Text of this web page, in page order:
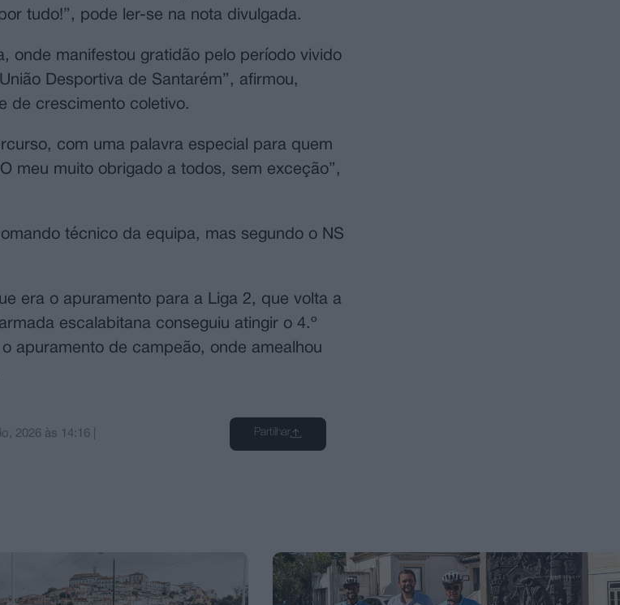
tudo!”, pode ler-se na nota divulgada.
onde manifestou gratidão pelo período vivido
Desportiva de Santarém”, afirmou,
de crescimento coletivo.
com uma palavra especial para quem
meu muito obrigado a todos, sem exceção”,
técnico da equipa, mas segundo o NS
era o apuramento para a Liga 2, que volta a
escalabitana conseguiu atingir o 4.º
apuramento de campeão, onde amealhou
2026às 14:16| Partilhar